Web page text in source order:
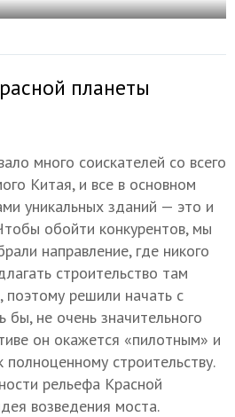
планеты
много соискателей со всего
Китая, и все в основном
уникальных зданий — это и
обойти конкурентов, мы
направление, где никого
строительство там
решили начать с
бы, не очень значительного
он окажется «пилотным» и
полноценному строительству.
рельефа Красной
возведения моста.